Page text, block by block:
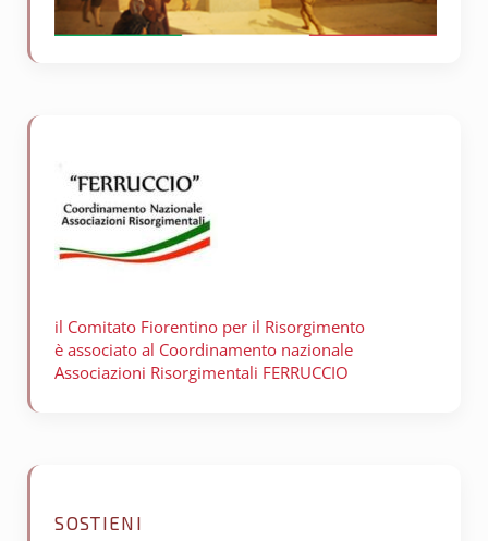
il Comitato Fiorentino per il Risorgimento
è associato al Coordinamento nazionale
Associazioni Risorgimentali FERRUCCIO
SOSTIENI